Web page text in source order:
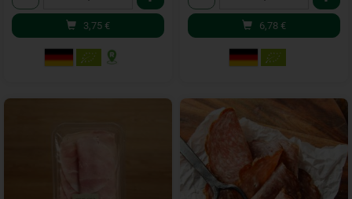
3,75 € 6,78 €